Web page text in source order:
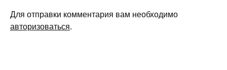
Для отправки комментария вам необходимо
авторизоваться.